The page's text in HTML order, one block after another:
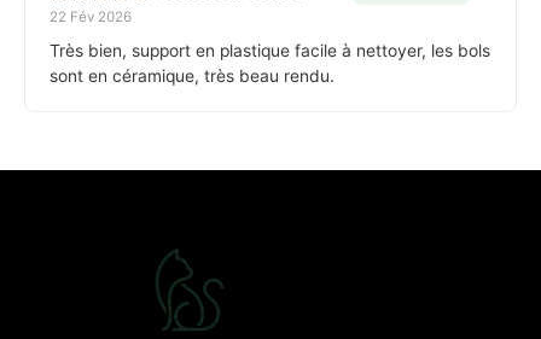
Note5
22 Fév 2026
Très bien, support en plastique facile à nettoyer, les bols
sont en céramique, très beau rendu.